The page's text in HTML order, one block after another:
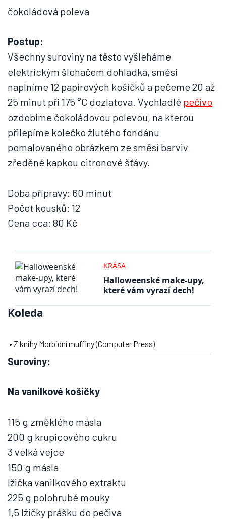
čokoládová poleva
Postup:
Všechny suroviny na těsto vyšleháme
elektrickým šlehačem dohladka, směsí
naplníme 12 papírových košíčků a pečeme 20 až
25 minut při 175 °C dozlatova. Vychladlé pečivo
ozdobíme čokoládovou polevou, na kterou
přilepíme kolečko žlutého fondánu
pomalovaného obrázkem ze směsi barviv
zředěné kapkou citronové šťávy.
Doba přípravy: 60 minut
Počet kousků: 12
Cena cca: 80 Kč
KRÁSA
Halloweenské make-upy,
které vám vyrazí dech!
Koleda
• Z knihy Morbidní muffiny (Computer Press)
Suroviny:
Na vanilkové košíčky
115 g změklého másla
200 g krupicového cukru
3 velká vejce
150 g másla
lžička vanilkového extraktu
225 g polohrubé mouky
1,5 lžičky prášku do pečiva